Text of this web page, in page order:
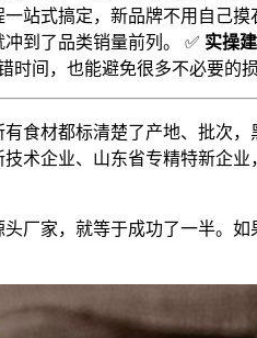
站式搞定，新品牌不用自己摸
到了品类销量前列。 ✅ 实操
间，也能避免很多不必要的损
食材都标清楚了产地、批次
术企业、山东省专精特新企
厂家，就等于成功了一半。